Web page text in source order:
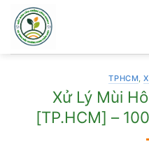
qua
dung
TPHCM,
Xử Lý Mùi
[TP.HCM] –